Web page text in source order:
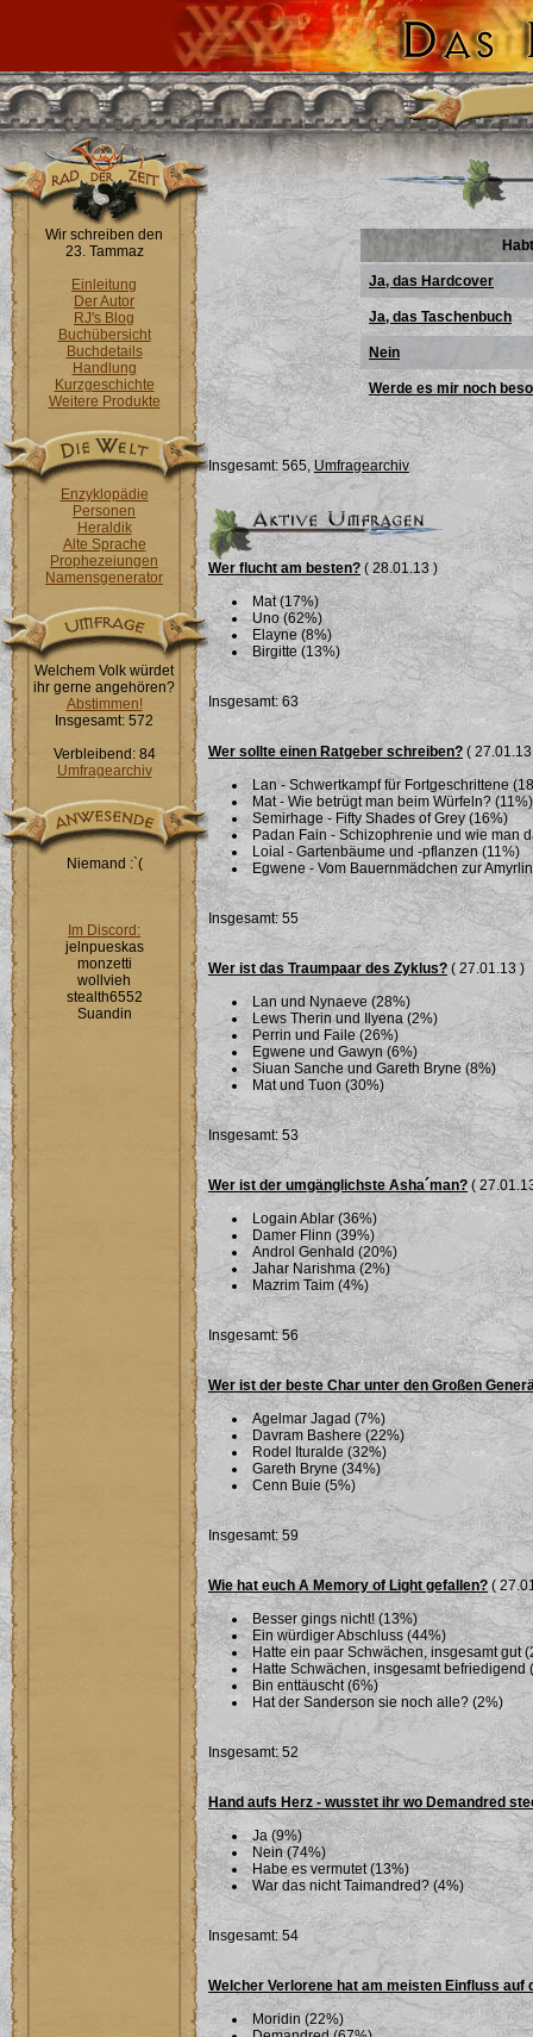
Wir schreiben den
23. Tammaz
Einleitung
Der Autor
RJ's Blog
Buchübersicht
Buchdetails
Handlung
Kurzgeschichte
Weitere Produkte
Enzyklopädie
Personen
Heraldik
Alte Sprache
Prophezeiungen
Namensgenerator
Welchem Volk würdet
ihr gerne angehören?
Abstimmen!
Insgesamt: 572
Verbleibend: 84
Umfragearchiv
Niemand :`(
Im Discord:
jelnpueskas
monzetti
wollvieh
stealth6552
Suandin
Ja, das Hardcover
Ja, das Taschenbuch
Nein
Werde es mir noch
Insgesamt: 565,Umfragearchiv
Wer flucht am besten? ( 28.01.13 )
Mat (17%)
Uno (62%)
Elayne (8%)
Birgitte (13%)
Insgesamt: 63
Wer sollte einen Ratgeber schreiben? (
Lan - Schwertkampf für Fortgeschrittene
Mat - Wie betrügt man beim Würfeln? (11%)
Semirhage - Fifty Shades of Grey (16%)
Padan Fain - Schizophrenie und wie man
Loial - Gartenbäume und -pflanzen (11%)
Egwene - Vom Bauernmädchen zur
Insgesamt: 55
Wer ist das Traumpaar des Zyklus?( 27.01.13 )
Lan und Nynaeve (28%)
Lews Therin und Ilyena (2%)
Perrin und Faile (26%)
Egwene und Gawyn (6%)
Siuan Sanche und Gareth Bryne (8%)
Mat und Tuon (30%)
Insgesamt: 53
Wer ist der umgänglichste Asha´man?(
Logain Ablar (36%)
Damer Flinn (39%)
Androl Genhald (20%)
Jahar Narishma (2%)
Mazrim Taim (4%)
Insgesamt: 56
Wer ist der beste Char unter den Großen
Agelmar Jagad (7%)
Davram Bashere (22%)
Rodel Ituralde (32%)
Gareth Bryne (34%)
Cenn Buie (5%)
Insgesamt: 59
Wie hat euch A Memory of Light gefallen? (
Besser gings nicht! (13%)
Ein würdiger Abschluss (44%)
Hatte ein paar Schwächen, insgesamt gut
Hatte Schwächen, insgesamt befriedigend
Bin enttäuscht (6%)
Hat der Sanderson sie noch alle? (2%)
Insgesamt: 52
Hand aufs Herz - wusstet ihr wo Demandred
Ja (9%)
Nein (74%)
Habe es vermutet (13%)
War das nicht Taimandred? (4%)
Insgesamt: 54
Welcher Verlorene hat am meisten Einfluss auf
Moridin (22%)